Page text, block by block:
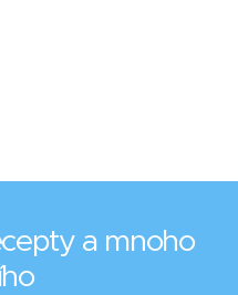
a mnoho